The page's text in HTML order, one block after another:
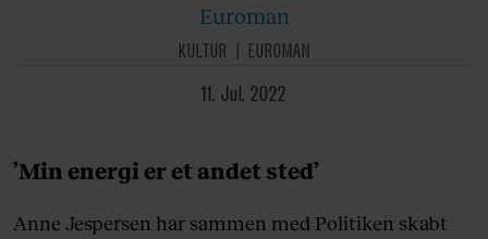
Euroman
KULTUR
EUROMAN
11. Jul. 2022
’Min energi er et andet sted’
Anne Jespersen har sammen med Politiken skabt